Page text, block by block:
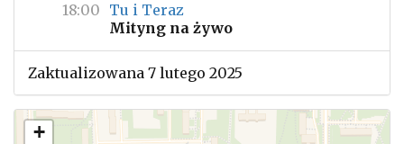
18:00 Tu i Teraz
Mityng na żywo
Zaktualizowana 7 lutego 2025
+